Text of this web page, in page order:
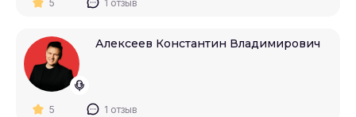
5 1 отзыв
Алексеев Константин Владимирович
5 1 отзыв